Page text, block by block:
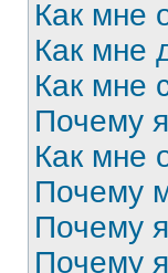
Как мне
Как мне
Как мне
Почему
Как мне
Почему
Почему
Почему